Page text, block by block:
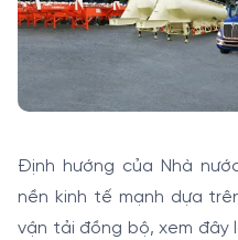
Định hướng của Nhà
nền kinh tế mạnh dựa
vận tải đồng bộ, xem đây